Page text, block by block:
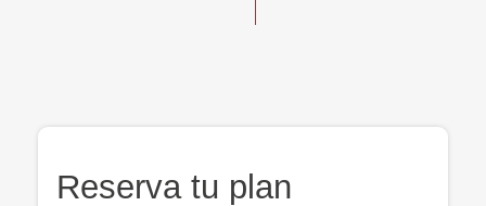
Reserva tu plan